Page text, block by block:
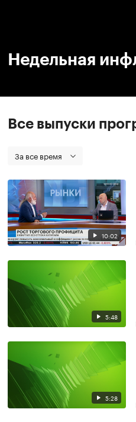
Недельная
Все выпуски
За все время
10:02
5:48
5:28